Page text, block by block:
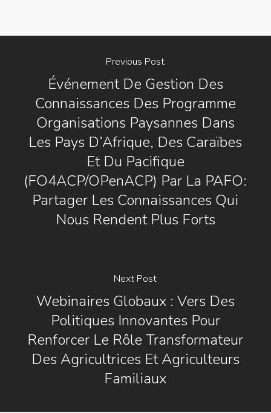
Previous Post
Événement De Gestion Des
Connaissances Des Programme
Organisations Paysannes Dans
Les Pays D’Afrique, Des Caraïbes
Et Du Pacifique
(FO4ACP/OPenACP) Par La PAFO:
Partager Les Connaissances Qui
Nous Rendent Plus Forts
Next Post
Webinaires Globaux : Vers Des
Politiques Innovantes Pour
Renforcer Le Rôle Transformateur
Des Agricultrices Et Agriculteurs
Familiaux